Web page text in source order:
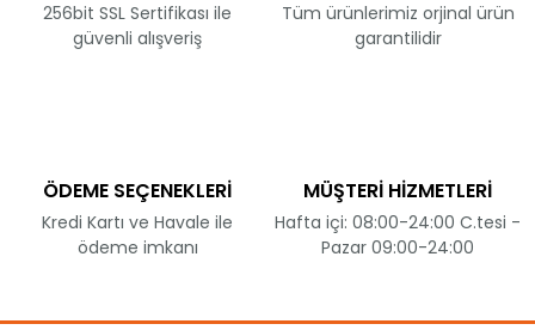
256bit SSL Sertifikası ile
güvenli alışveriş
Tüm ürünlerimiz orjinal ürün
garantilidir
ÖDEME SEÇENEKLERİ
Kredi Kartı ve Havale ile
ödeme imkanı
MÜŞTERİ HİZMETLERİ
Hafta içi: 08:00-24:00 C.tesi -
Pazar 09:00-24:00